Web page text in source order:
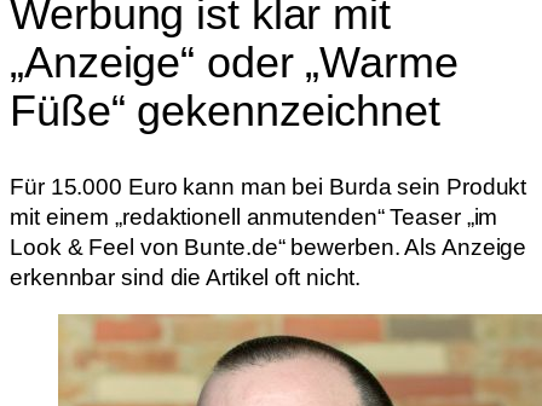
Werbung ist klar mit
„Anzeige“ oder „Warme
Füße“ gekennzeichnet
Für 15.000 Euro kann man bei Burda sein Produkt
mit einem „redaktionell anmutenden“ Teaser „im
Look & Feel von Bunte.de“ bewerben. Als Anzeige
erkennbar sind die Artikel oft nicht.